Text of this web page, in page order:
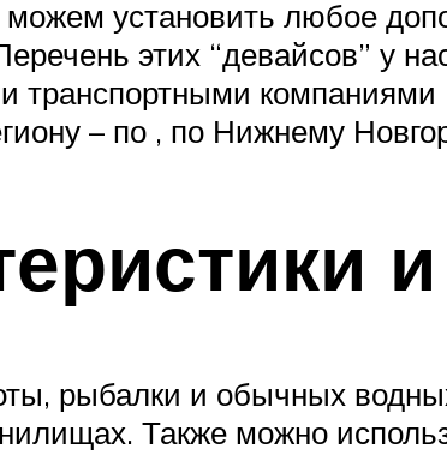
установить любое
этих “девайсов” у
транспортными
– по , по Нижнему
рыбалки и обычных
Также можно